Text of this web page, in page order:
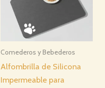
Comederos y Bebederos
Alfombrilla de Silicona
Impermeable para